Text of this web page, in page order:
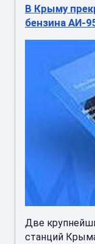
В Крыму
бензина АИ-
Две
станций